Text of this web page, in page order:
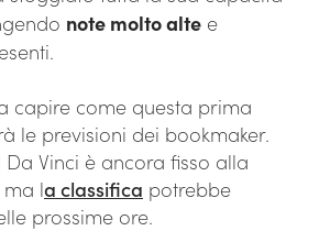
note molto alte e
capire come questa prima
le previsioni dei bookmaker.
Vinci è ancora fisso alla
la classifica potrebbe
prossime ore.